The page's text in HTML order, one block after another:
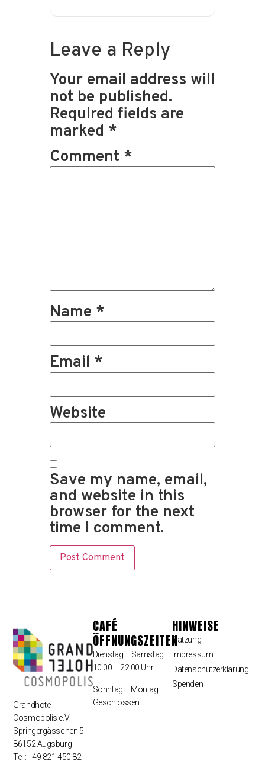
Leave a Reply
Your email address will
not be published.
Required fields are
marked *
Comment *
Name *
Email *
Website
Save my name, email,
and website in this
browser for the next
time I comment.
Grandhotel
Cosmopolis e.V.
Springergässchen 5
86152 Augsburg
Tel.: +49 821 450 82
CAFÉ
ÖFFNUNGSZEITEN
Dienstag – Samstag
10:00 – 22:00 Uhr
Sonntag – Montag
Geschlossen
HINWEISE
Satzung
Impressum
Datenschutzerklärung
Spenden